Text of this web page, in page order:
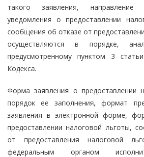
такого заявления, направление
уведомления о предоставлении
сообщения об отказе от
осуществляются в порядке,
предусмотренному пунктом 3
Кодекса.
Форма заявления о предоставлении
порядок ее заполнения, формат
заявления в электронной форме,
предоставлении налоговой льготы,
от предоставления налоговой
федеральным органом